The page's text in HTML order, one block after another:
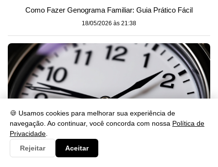
🍪 Usamos cookies para melhorar sua experiência de
navegação. Ao continuar, você concorda com nossa Política de
Privacidade
Rejeitar
Aceitar
Como Fazer Genograma Familiar: Guia Prático Fácil
18/05/2026 às 21:38